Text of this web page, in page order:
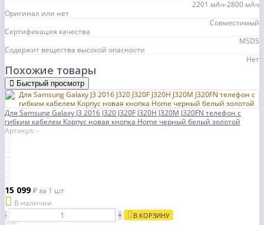
2201 мАч-2800 мАч
Оригинал или нет
Совместимый
Сертификация качества
MSDS
Содержит вещества высокой опасности
Нет
Похожие товары
Быстрый просмотр
Для Samsung Galaxy J3 2016 J320 J320F J320H J320M J320FN телефон с
гибким кабелем Корпус новая кнопка Home черный белый золотой
Артикул: -
15 099₽за 1 шт
В наличии
-
+ В КОРЗИНУ